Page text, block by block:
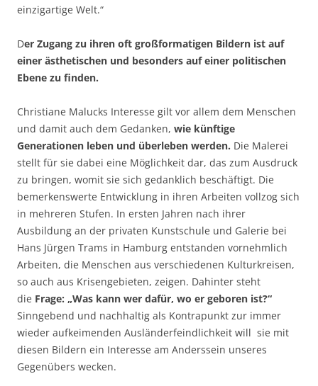
einzigartige Welt.“
Der Zugang zu ihren oft großformatigen Bildern ist auf
einer ästhetischen und besonders auf einer politischen
Ebene zu finden.
Christiane Malucks Interesse gilt vor allem dem Menschen
und damit auch dem Gedanken, wie künftige
Generationen leben und überleben werden. Die Malerei
stellt für sie dabei eine Möglichkeit dar, das zum Ausdruck
zu bringen, womit sie sich gedanklich beschäftigt. Die
bemerkenswerte Entwicklung in ihren Arbeiten vollzog sich
in mehreren Stufen. In ersten Jahren nach ihrer
Ausbildung an der privaten Kunstschule und Galerie bei
Hans Jürgen Trams in Hamburg entstanden vornehmlich
Arbeiten, die Menschen aus verschiedenen Kulturkreisen,
so auch aus Krisengebieten, zeigen. Dahinter steht
die Frage: „Was kann wer dafür, wo er geboren ist?“
Sinngebend und nachhaltig als Kontrapunkt zur immer
wieder aufkeimenden Ausländerfeindlichkeit will sie mit
diesen Bildern ein Interesse am Anderssein unseres
Gegenübers wecken.